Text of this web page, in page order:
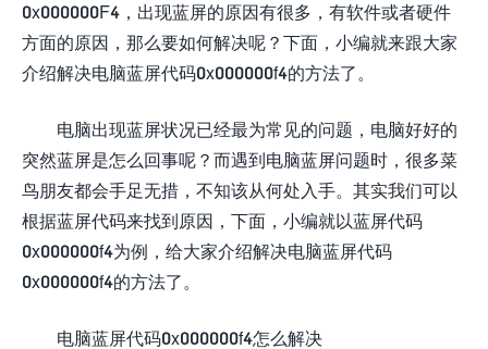
0x000000F4，出现蓝屏的原因有很多，有软件或者硬件
方面的原因，那么要如何解决呢？下面，小编就来跟大家
介绍解决电脑蓝屏代码0x000000f4的方法了。
电脑出现蓝屏状况已经最为常见的问题，电脑好好的
突然蓝屏是怎么回事呢？而遇到电脑蓝屏问题时，很多菜
鸟朋友都会手足无措，不知该从何处入手。其实我们可以
根据蓝屏代码来找到原因，下面，小编就以蓝屏代码
0x000000f4为例，给大家介绍解决电脑蓝屏代码
0x000000f4的方法了。
电脑蓝屏代码0x000000f4怎么解决